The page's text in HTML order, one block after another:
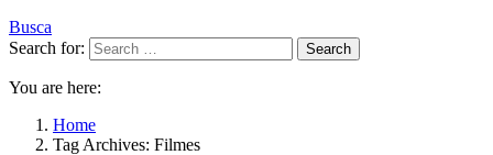
Busca
Search for:
Search
You are here:
Home
Tag Archives: Filmes